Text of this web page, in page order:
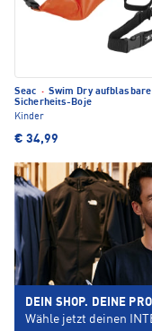
Seac · Swim Dry aufblasbare
Sicherheits-Boje
Kinder
€ 34,99
DEIN SHOP. DEINE
Wähle jetzt deinen